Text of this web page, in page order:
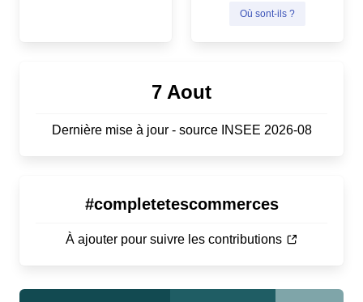
Où sont-ils ?
7 Aout
Dernière mise à jour - source INSEE 2026-08
#completetescommerces
À ajouter pour suivre les contributions